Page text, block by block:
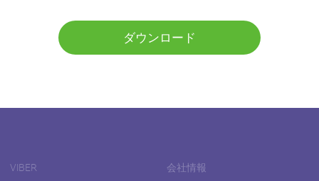
ダウンロード
VIBER 会社情報